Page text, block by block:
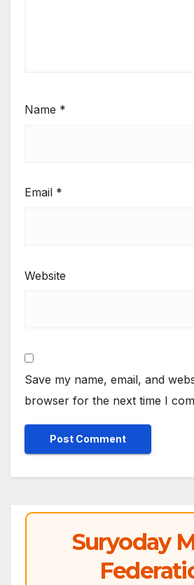
Name *
Email *
Website
Save my name, email, and
browser for the next time I
Suryoday